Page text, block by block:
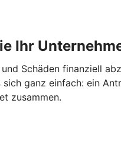
Ihr
Schäden finanziell
sich ganz einfach: ein
zusammen.